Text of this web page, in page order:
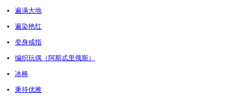
遍满大地
遍染艳红
变身戒指
编织玩偶（阿斯忒里俄斯）
冰棒
秉持优雅